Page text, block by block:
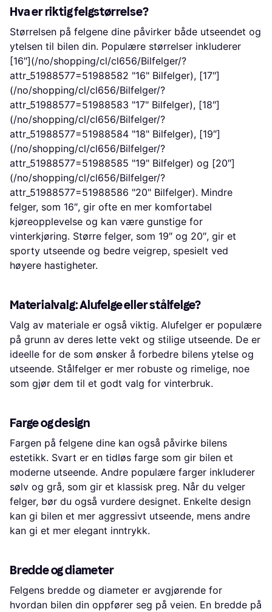
Hva er riktig felgstørrelse?
Størrelsen på felgene dine påvirker både utseendet og
ytelsen til bilen din. Populære størrelser inkluderer
[16″](/no/shopping/cl/cl656/Bilfelger/?
attr_51988577=51988582 "16" Bilfelger), [17″]
(/no/shopping/cl/cl656/Bilfelger/?
attr_51988577=51988583 "17" Bilfelger), [18″]
(/no/shopping/cl/cl656/Bilfelger/?
attr_51988577=51988584 "18" Bilfelger), [19″]
(/no/shopping/cl/cl656/Bilfelger/?
attr_51988577=51988585 "19" Bilfelger) og [20″]
(/no/shopping/cl/cl656/Bilfelger/?
attr_51988577=51988586 "20" Bilfelger). Mindre
felger, som 16″, gir ofte en mer komfortabel
kjøreopplevelse og kan være gunstige for
vinterkjøring. Større felger, som 19″ og 20″, gir et
sporty utseende og bedre veigrep, spesielt ved
høyere hastigheter.
Materialvalg: Alufelge eller stålfelge?
Valg av materiale er også viktig. Alufelger er populære
på grunn av deres lette vekt og stilige utseende. De er
ideelle for de som ønsker å forbedre bilens ytelse og
utseende. Stålfelger er mer robuste og rimelige, noe
som gjør dem til et godt valg for vinterbruk.
Farge og design
Fargen på felgene dine kan også påvirke bilens
estetikk. Svart er en tidløs farge som gir bilen et
moderne utseende. Andre populære farger inkluderer
sølv og grå, som gir et klassisk preg. Når du velger
felger, bør du også vurdere designet. Enkelte design
kan gi bilen et mer aggressivt utseende, mens andre
kan gi et mer elegant inntrykk.
Bredde og diameter
Felgens bredde og diameter er avgjørende for
hvordan bilen din oppfører seg på veien. En bredde på